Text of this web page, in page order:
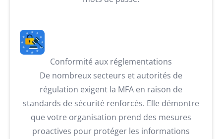
Conformité aux réglementations
De nombreux secteurs et autorités de
régulation exigent la MFA en raison de
standards de sécurité renforcés. Elle démontre
que votre organisation prend des mesures
proactives pour protéger les informations